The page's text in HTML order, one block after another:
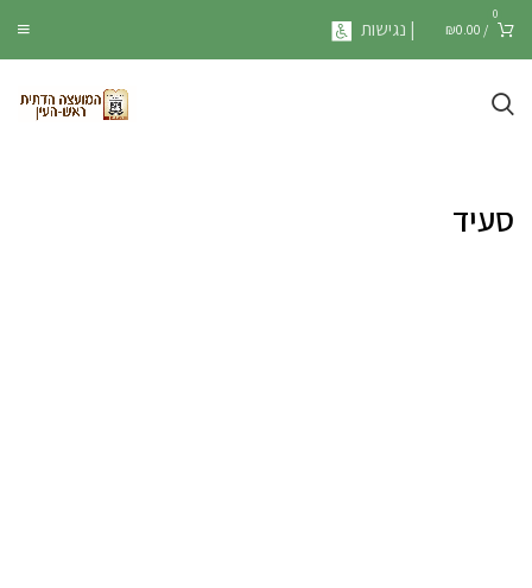
0
/
₪0.00 | נגישות
סעיד